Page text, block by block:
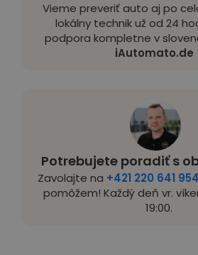
Potrebujete poradiť s
Zavolajte na +421 220 641 954
pomôžem! Každý deň vr.
19:00.
Vieme preveriť auto aj po
lokálny technik už od 24
podpora kompletne v
iAutomato.de